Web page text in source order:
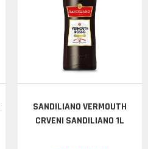
SANDILIANO VERMOUTH
CRVENI SANDILIANO 1L